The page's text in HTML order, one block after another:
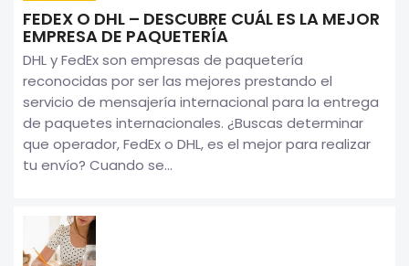
FEDEX O DHL – DESCUBRE CUÁL ES LA MEJOR
EMPRESA DE PAQUETERÍA
DHL y FedEx son empresas de paquetería
reconocidas por ser las mejores prestando el
servicio de mensajería internacional para la entrega
de paquetes internacionales. ¿Buscas determinar
que operador, FedEx o DHL, es el mejor para realizar
tu envío? Cuando se...